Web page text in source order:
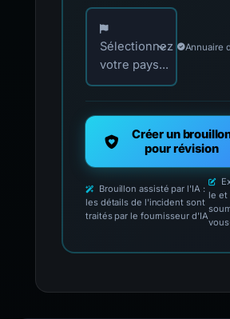
Choisissez votre pays
Sélectionnez
votre pays...
Annuaire
Créer un
pour révision
Brouillon assisté par l'IA :
les détails de l'incident sont
traités par le fournisseur d'IA
le et